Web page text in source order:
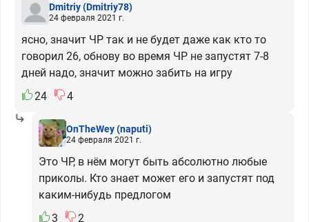
Dmitriy(Dmitriy78)
24 февраля 2021 г.
ясно, значит ЧР так и не будет даже как кто то
говорил 26, обнову во время ЧР не запустят 7-8
дней надо, значит можно забить на игру
24
4
OnTheWey(naputi)
24 февраля 2021 г.
Это ЧР, в нём могут быть абсолютно любые
приколы. Кто знает может его и запустят под
каким-нибудь предлогом
3
2